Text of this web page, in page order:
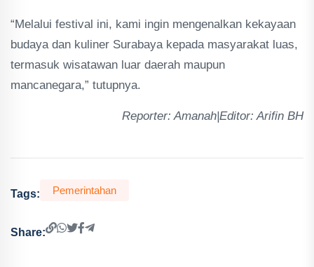
“Melalui festival ini, kami ingin mengenalkan kekayaan
budaya dan kuliner Surabaya kepada masyarakat luas,
termasuk wisatawan luar daerah maupun
mancanegara,” tutupnya.
Reporter: Amanah|Editor: Arifin BH
Tags: Pemerintahan
Share: